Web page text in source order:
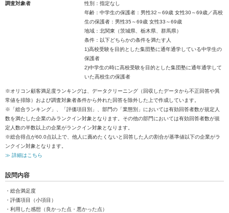
調査対象者
性別：指定なし
年齢：中学生の保護者：男性32～69歳 女性30～69歳／高校
生の保護者：男性35～69歳 女性33～69歳
地域：北関東（茨城県、栃木県、群馬県）
条件：以下どちらかの条件を満たす人
1)高校受験を目的とした集団塾に通年通学している中学生の
保護者
2)中学生の時に高校受験を目的とした集団塾に通年通学して
いた高校生の保護者
※オリコン顧客満足度ランキングは、データクリーニング（回収したデータから不正回答や異
常値を排除）および調査対象者条件から外れた回答を除外した上で作成しています。
※「総合ランキング」、「評価項目別」、部門の「業態別」においては有効回答者数が規定人
数を満たした企業のみランクイン対象となります。その他の部門においては有効回答者数が規
定人数の半数以上の企業がランクイン対象となります。
※総合得点が60.0点以上で、他人に薦めたくないと回答した人の割合が基準値以下の企業がラ
ンクイン対象となります。
≫ 詳細はこちら
設問内容
・総合満足度
・評価項目（小項目）
・利用した感想（良かった点・悪かった点）